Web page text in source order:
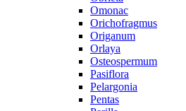
Omonac
Orichofragmus
Origanum
Orlaya
Osteospermum
Pasiflora
Pelargonia
Pentas